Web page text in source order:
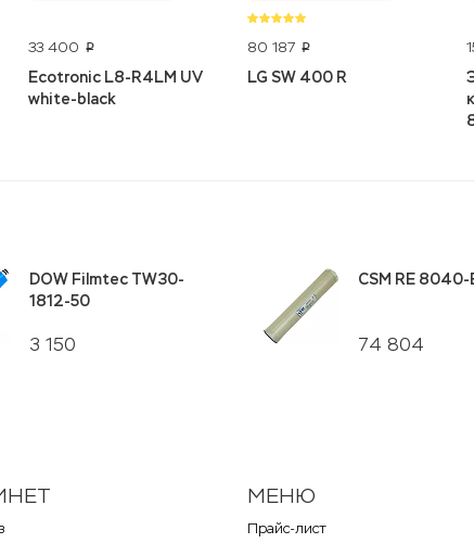
33 400 p
Ecotronic L8-R4LM UV
white-black
80 187 p
LG SW 400 R
3 150
DOW Filmtec TW30-
1812-50
74 804
CSM RE 8040-
МЕНЮ
Прайс-лист